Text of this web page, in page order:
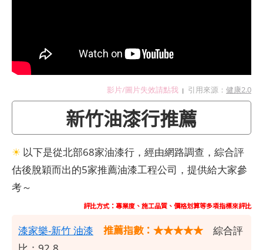
影片/圖片失效請點我 | 引用來源： 健康2.0
新竹油漆行推薦
☀ 以下是從北部68家油漆行，經由網路調查，綜合評
估後脫穎而出的5家推薦油漆工程公司，提供給大家參
考～
評比方式：專業度、施工品質、價格划算等多項指標來評比
漆家樂-新竹 油漆 推薦指數：★★★★★ 綜合評